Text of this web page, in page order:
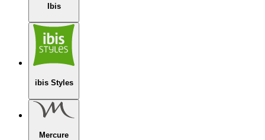
Ibis
ibis Styles
Mercure